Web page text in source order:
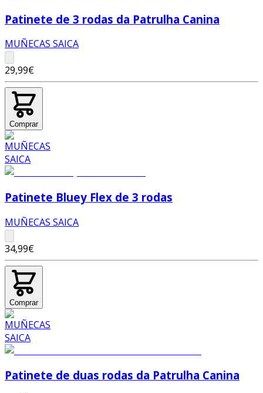
Patinete de 3 rodas da Patrulha Canina
MUÑECAS SAICA
29,99€
Comprar
Patinete Bluey Flex de 3 rodas
MUÑECAS SAICA
34,99€
Comprar
Patinete de duas rodas da Patrulha Canina